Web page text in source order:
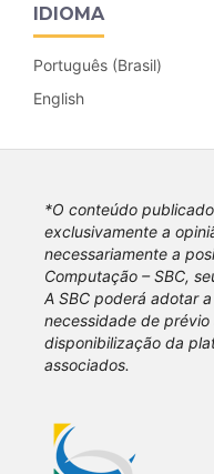
IDIOMA
Português (Brasil)
English
*O conteúdo
exclusivamente a
necessariamente a
Computação – SBC,
A SBC poderá adotar
necessidade de
disponibilização da
associados.